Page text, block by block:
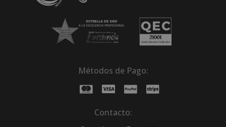
Métodos de Pago:
Contacto: